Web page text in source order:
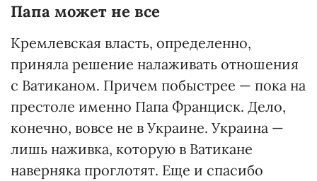
Папа может не все
Кремлевская власть, определенно,
приняла решение налаживать отношения
с Ватиканом. Причем побыстрее — пока на
престоле именно Папа Франциск. Дело,
конечно, вовсе не в Украине. Украина —
лишь наживка, которую в Ватикане
наверняка проглотят. Еще и спасибо